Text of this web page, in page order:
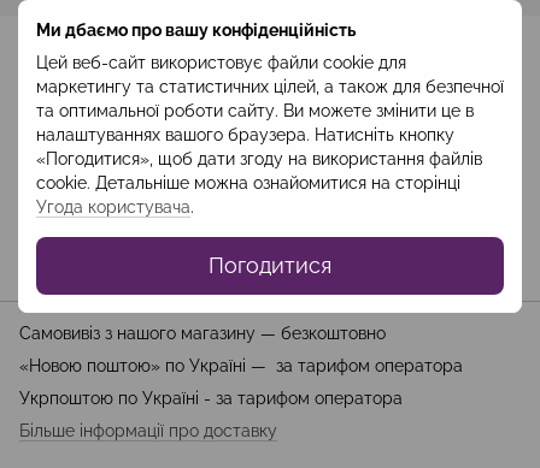
Ми дбаємо про вашу конфіденційність
Цей веб-сайт використовує файли cookie для
маркетингу та статистичних цілей, а також для безпечної
та оптимальної роботи сайту. Ви можете змінити це в
налаштуваннях вашого браузера. Натисніть кнопку
«Погодитися», щоб дати згоду на використання файлів
cookie. Детальніше можна ознайомитися на сторінці
Угода користувача.
Погодитися
До обраного
Опис
Склад: тенсел 100%
Довжина 65 см
Доставка Оплата
Самовивіз з нашого магазину — безкоштовно
«Новою поштою» по Україні — за тарифом оператора
Укрпоштою по Україні - за тарифом оператора
Більше інформації про доставку